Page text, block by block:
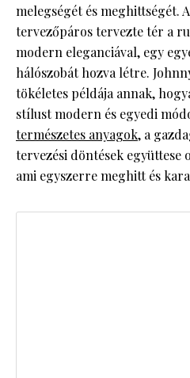
melegségét és meghittségét.
tervezőpáros tervezte tér a
modern eleganciával, egy
hálószobát hozva létre.
tökéletes példája annak,
stílust modern és egyedi
természetes anyagok, a
tervezési döntések együttese
ami egyszerre meghitt és